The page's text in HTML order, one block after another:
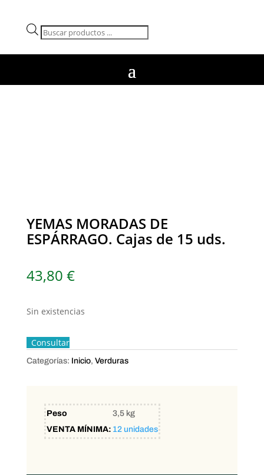
Búsqueda
de
productos
YEMAS MORADAS DE
ESPÁRRAGO. Cajas de 15 uds.
43,80 €
Sin existencias
Consultar
Categorías: Inicio, Verduras
Peso
3,5 kg
VENTA MÍNIMA: 12 unidades